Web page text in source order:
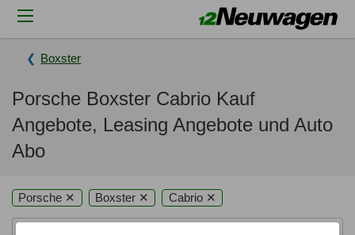
Boxster
Porsche Boxster Cabrio Kauf
Angebote, Leasing Angebote und Auto
Abo
Porsche ✕ Boxster ✕ Cabrio ✕